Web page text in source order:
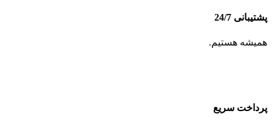
پشتیبانی 24/7
همیشه هستیم.
پرداخت سریع